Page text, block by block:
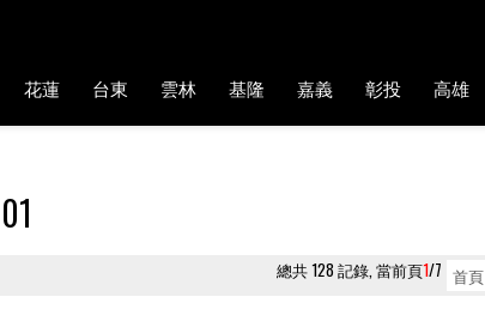
花蓮 台東 雲林 基隆 嘉義 彰投 高雄
總共 128 記錄, 當前頁1/7 首頁